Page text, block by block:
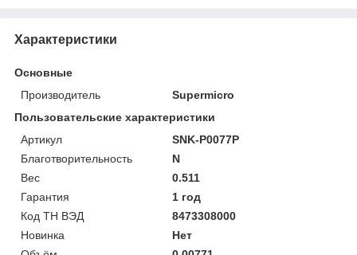
Характеристики
Основные
Производитель
Supermicro
Пользовательские характеристики
Артикул
SNK-P0077P
Благотворительность
N
Вес
0.511
Гарантия
1 год
Код ТН ВЭД
8473308000
Новинка
Нет